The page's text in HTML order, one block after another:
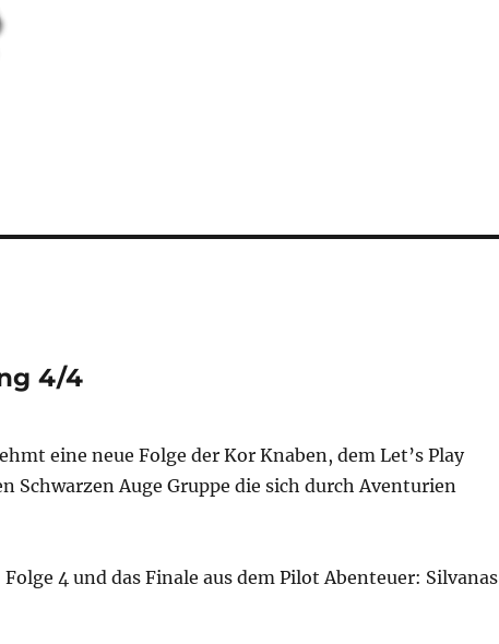
4/4
eine neue Folge der Kor Knaben, dem Let’s Play
Schwarzen Auge Gruppe die sich durch Aventurien
4 und das Finale aus dem Pilot Abenteuer: Silvanas